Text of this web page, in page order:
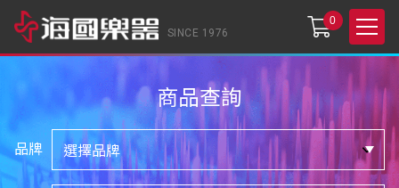
SINCE 1976
0
商品查詢
品牌